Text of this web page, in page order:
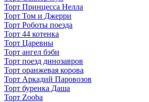
Торт Принцесса Нелла
Торт Том и Джерри
Торт Роботы поезда
Торт 44 котенка
Торт Царевны
Торт ангел бэби
Торт поезд динозавров
Торт оранжевая корова
Торт Аркадий Паровозов
Торт буренка Даша
Торт Zooba